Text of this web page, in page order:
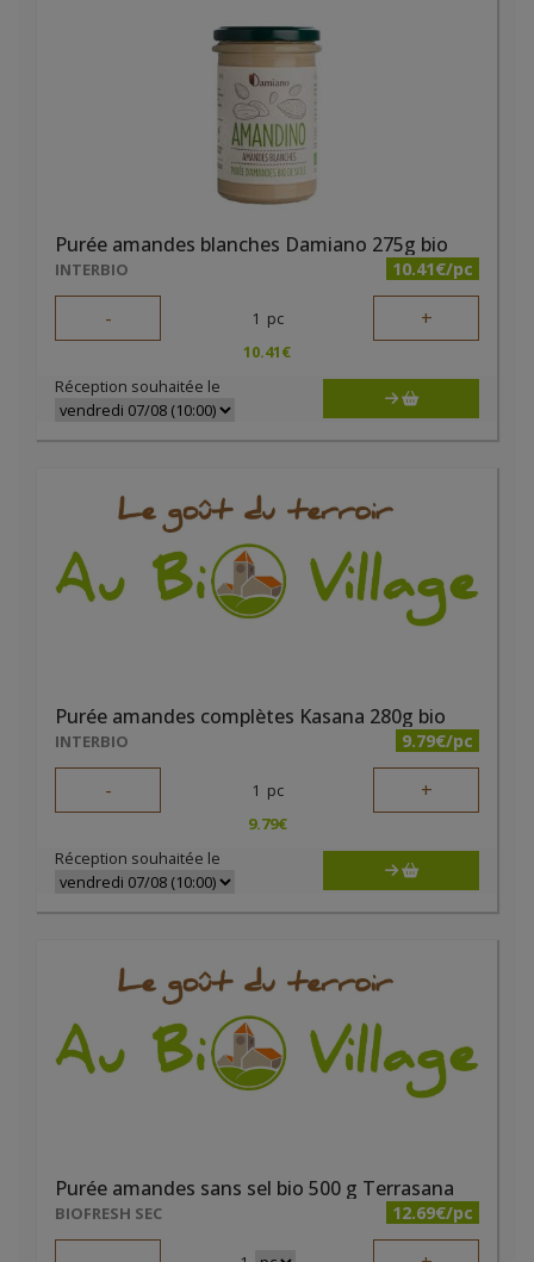
Purée amandes blanches Damiano 275g bio
INTERBIO 10.41€/pc
- 1 pc +
10.41€
Réception souhaitée le
Purée amandes complètes Kasana 280g bio
INTERBIO 9.79€/pc
- 1 pc +
9.79€
Réception souhaitée le
Purée amandes sans sel bio 500 g Terrasana
BIOFRESH SEC 12.69€/pc